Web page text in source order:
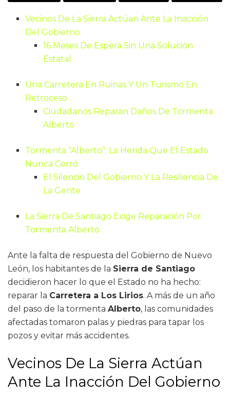
Vecinos De La Sierra Actúan Ante La Inacción
Del Gobierno
16 Meses De Espera Sin Una Solución
Estatal
Una Carretera En Ruinas Y Un Turismo En
Retroceso
Ciudadanos Reparan Daños De Tormenta
Alberto
Tormenta “Alberto”: La Herida Que El Estado
Nunca Cerró
El Silencio Del Gobierno Y La Resiliencia De
La Gente
La Sierra De Santiago Exige Reparación Por
Tormenta Alberto
Ante la falta de respuesta del Gobierno de Nuevo
León, los habitantes de la Sierra de Santiago
decidieron hacer lo que el Estado no ha hecho:
reparar la Carretera a Los Lirios. A más de un año
del paso de la tormenta Alberto, las comunidades
afectadas tomaron palas y piedras para tapar los
pozos y evitar más accidentes.
Vecinos De La Sierra Actúan
Ante La Inacción Del Gobierno